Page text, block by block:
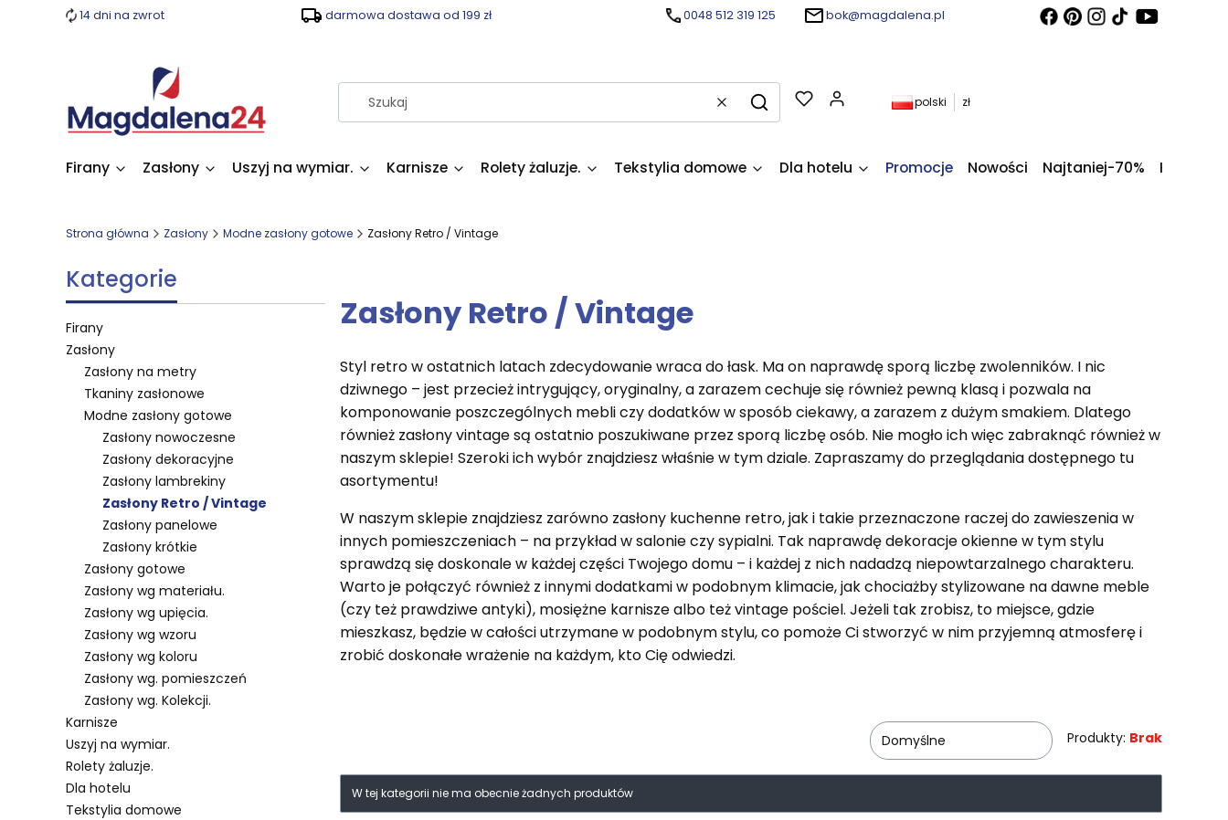
14 dni na zwrot darmowa dostawa od 199 zł 0048 512 319 125 bok@magdalena.pl
WyczyśćSzukaj
Produkty w koszyku: 0. Zobacz szczegóły
polski zł
Firany Zasłony Uszyj na wymiar. Karnisze Rolety żaluzje. Tekstylia domowe Dla hotelu Promocje Nowości Najtaniej-70% Kupony
Strona główna Zasłony Modne zasłony gotowe Zasłony Retro / Vintage
Kategorie
Firany
Zasłony
Zasłony na metry
Tkaniny zasłonowe
Modne zasłony gotowe
Zasłony nowoczesne
Zasłony dekoracyjne
Zasłony lambrekiny
Zasłony Retro / Vintage
Zasłony panelowe
Zasłony krótkie
Zasłony gotowe
Zasłony wg materiału.
Zasłony wg upięcia.
Zasłony wg wzoru
Zasłony wg koloru
Zasłony wg. pomieszczeń
Zasłony wg. Kolekcji.
Karnisze
Uszyj na wymiar.
Rolety żaluzje.
Dla hotelu
Tekstylia domowe
Zasłony Retro / Vintage
Styl retro w ostatnich latach zdecydowanie wraca do łask. Ma on naprawdę sporą liczbę zwolenników. I nic
dziwnego – jest przecież intrygujący, oryginalny, a zarazem cechuje się również pewną klasą i pozwala na
komponowanie poszczególnych mebli czy dodatków w sposób ciekawy, a zarazem z dużym smakiem. Dlatego
również zasłony vintage są ostatnio poszukiwane przez sporą liczbę osób. Nie mogło ich więc zabraknąć również w
naszym sklepie! Szeroki ich wybór znajdziesz właśnie w tym dziale. Zapraszamy do przeglądania dostępnego tu
asortymentu!
W naszym sklepie znajdziesz zarówno zasłony kuchenne retro, jak i takie przeznaczone raczej do zawieszenia w
innych pomieszczeniach – na przykład w salonie czy sypialni. Tak naprawdę dekoracje okienne w tym stylu
sprawdzą się doskonale w każdej części Twojego domu – i każdej z nich nadadzą niepowtarzalnego charakteru.
Warto je połączyć również z innymi dodatkami w podobnym klimacie, jak chociażby stylizowane na dawne meble
(czy też prawdziwe antyki), mosiężne karnisze albo też vintage pościel. Jeżeli tak zrobisz, to miejsce, gdzie
mieszkasz, będzie w całości utrzymane w podobnym stylu, co pomoże Ci stworzyć w nim przyjemną atmosferę i
zrobić doskonałe wrażenie na każdym, kto Cię odwiedzi.
Domyślne Produkty: Brak
Lista produktów
W tej kategorii nie ma obecnie żadnych produktów